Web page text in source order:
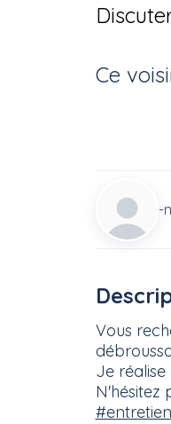
Ce
-
Vous
Je
N'hésitez